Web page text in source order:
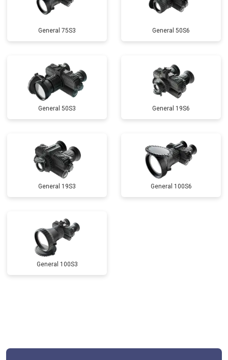
General 75S3 General 50S6
General 50S3 General 19S6
General 19S3 General 100S6
General 100S3